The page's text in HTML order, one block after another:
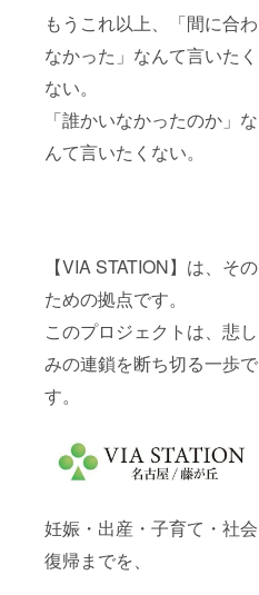
もうこれ以上、「間に合わ
なかった」なんて言いたく
ない。
「誰かいなかったのか」な
んて言いたくない。
【VIA STATION】は、その
ための拠点です。
このプロジェクトは、悲し
みの連鎖を断ち切る一歩で
す。
妊娠・出産・子育て・社会
復帰までを、